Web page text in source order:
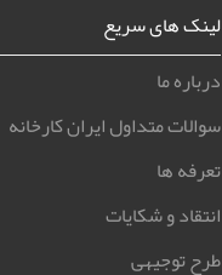
لینک های سریع
درباره ما
سوالات متداول ایران کارخانه
تعرفه ها
انتقاد و شکایات
طرح توجیهی